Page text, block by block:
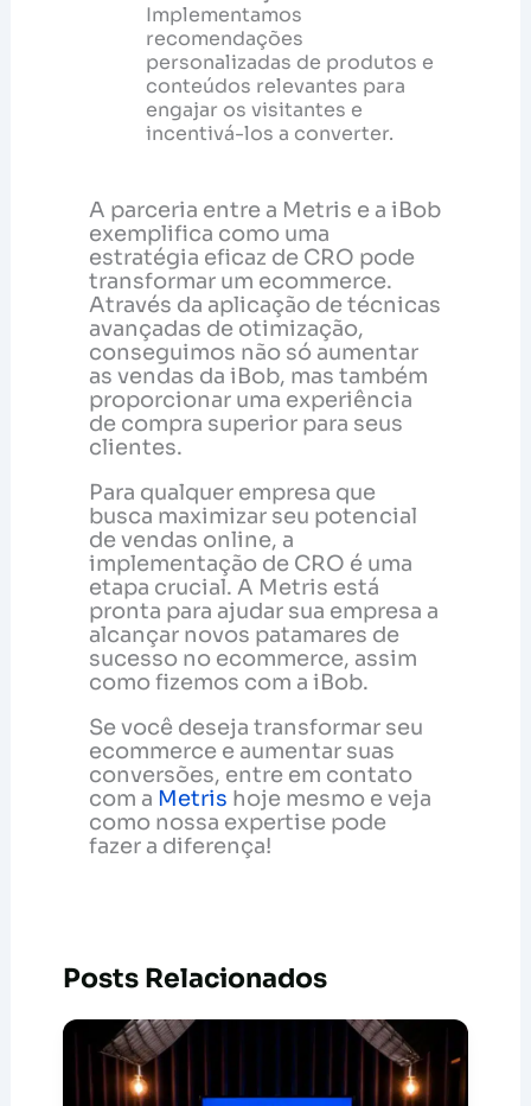
Implementamos
recomendações
personalizadas de produtos e
conteúdos relevantes para
engajar os visitantes e
incentivá-los a converter.
A parceria entre a Metris e a iBob
exemplifica como uma
estratégia eficaz de CRO pode
transformar um ecommerce.
Através da aplicação de técnicas
avançadas de otimização,
conseguimos não só aumentar
as vendas da iBob, mas também
proporcionar uma experiência
de compra superior para seus
clientes.
Para qualquer empresa que
busca maximizar seu potencial
de vendas online, a
implementação de CRO é uma
etapa crucial. A Metris está
pronta para ajudar sua empresa a
alcançar novos patamares de
sucesso no ecommerce, assim
como fizemos com a iBob.
Se você deseja transformar seu
ecommerce e aumentar suas
conversões, entre em contato
com a Metris hoje mesmo e veja
como nossa expertise pode
fazer a diferença!
Posts Relacionados